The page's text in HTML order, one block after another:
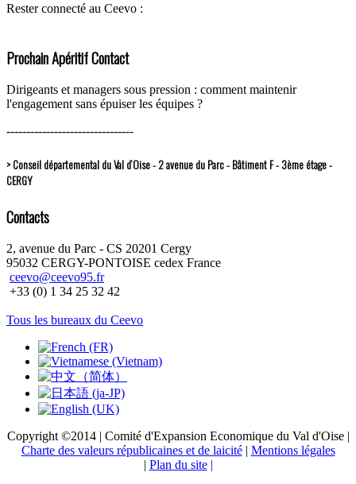
Rester connecté au Ceevo :
Prochain Apéritif Contact
Dirigeants et managers sous pression : comment maintenir
l'engagement sans épuiser les équipes ?
--------------------------------
> Conseil départemental du Val d’Oise - 2 avenue du Parc - Bâtiment F - 3ème étage -
CERGY
Contacts
2, avenue du Parc - CS 20201 Cergy
95032 CERGY-PONTOISE cedex France
ceevo@ceevo95.fr
+33 (0) 1 34 25 32 42
Tous les bureaux du Ceevo
Copyright ©2014 | Comité d'Expansion Economique du Val d'Oise |
Charte des valeurs républicaines et de laicité| Mentions légales
| Plan du site |